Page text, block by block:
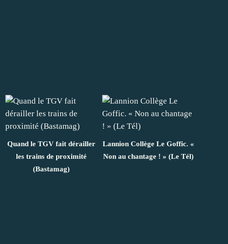
Quand le TGV fait dérailler
les trains de proximité
(Bastamag)
Lannion Collège Le Goffic. «
Non au chantage ! » (Le Tél)